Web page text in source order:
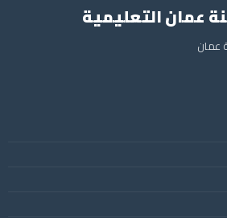
عمان التعليمية
عمان